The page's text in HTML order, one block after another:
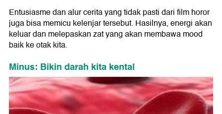
Entusiasme dan alur cerita yang tidak pasti dari film horor
juga bisa memicu kelenjar tersebut. Hasilnya, energi akan
keluar dan melepaskan zat yang akan membawa mood
baik ke otak kita.
Minus: Bikin darah kita kental